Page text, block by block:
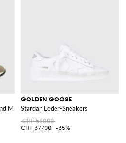
Mesh
GOLDEN GOOSE
Stardan Leder-Sneakers
CHF 580.00
CHF 377.00
-35%